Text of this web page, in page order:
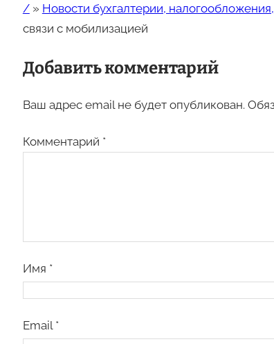
/» Новости бухгалтерии,
связи с мобилизацией
Добавить комментарий
Ваш адрес email не будет опубликован.
Комментарий *
Имя *
Email *